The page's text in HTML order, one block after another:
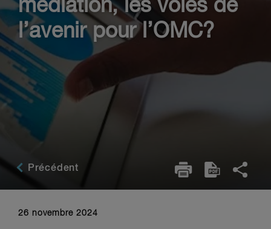
médiation, les voies de
l’avenir pour l’OMC?
Précédent
26 novembre 2024